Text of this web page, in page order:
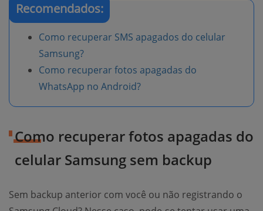
Recomendados:
Como recuperar SMS apagados do celular
Samsung?
Como recuperar fotos apagadas do
WhatsApp no Android?
Como recuperar fotos apagadas do
celular Samsung sem backup
Sem backup anterior com você ou não registrando o